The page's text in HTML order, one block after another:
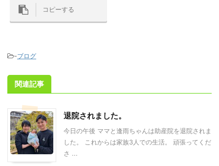
コピーする
-ブログ
関連記事
退院されました。
今日の午後 ママと逢雨ちゃんは助産院を退院されま
した。 これからは家族3人での生活。 頑張ってくだ
さ ...